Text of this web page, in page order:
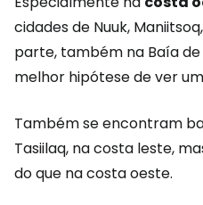
cidades de Nuuk,
parte, também na Baía de
melhor hipótese de ver
Também se encontram
Tasiilaq, na costa leste,
do que na costa oeste.